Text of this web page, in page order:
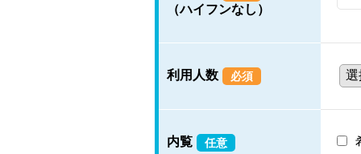
（ハイフンなし）
利用人数 必須
内覧 任意